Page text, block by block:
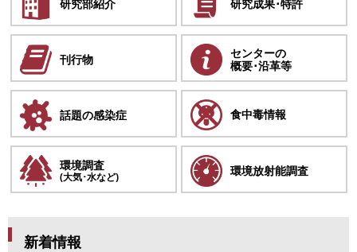
研究部紹介 研究成果･特許
刊行物
センターの
概要･沿革等
話題の感染症 食中毒情報
環境調査
(大気･水など) 環境放射能調査
新着情報